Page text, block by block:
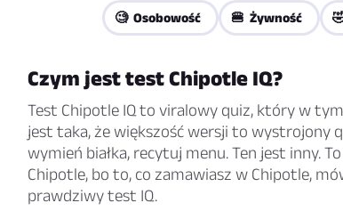
🧐 Osobowość 🍔 Żywność
Czym jest test Chipotle IQ?
Test Chipotle IQ to viralowy quiz, który w
jest taka, że większość wersji to wystrojony
wymień białka, recytuj menu. Ten jest inny.
Chipotle, bo to, co zamawiasz w Chipotle,
prawdziwy test IQ.